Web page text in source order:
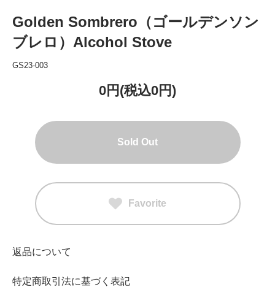
Golden Sombrero（ゴールデンソン
ブレロ）Alcohol Stove
GS23-003
0円(税込0円)
Sold Out
Favorite
返品について
特定商取引法に基づく表記